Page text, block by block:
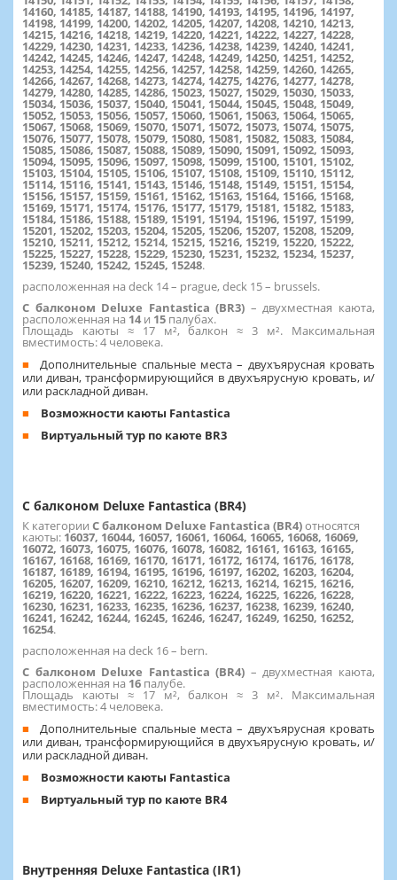
14160, 14185, 14187, 14188, 14190, 14193, 14195, 14196, 14197,
14198, 14199, 14200, 14202, 14205, 14207, 14208, 14210, 14213,
14215, 14216, 14218, 14219, 14220, 14221, 14222, 14227, 14228,
14229, 14230, 14231, 14233, 14236, 14238, 14239, 14240, 14241,
14242, 14245, 14246, 14247, 14248, 14249, 14250, 14251, 14252,
14253, 14254, 14255, 14256, 14257, 14258, 14259, 14260, 14265,
14266, 14267, 14268, 14273, 14274, 14275, 14276, 14277, 14278,
14279, 14280, 14285, 14286, 15023, 15027, 15029, 15030, 15033,
15034, 15036, 15037, 15040, 15041, 15044, 15045, 15048, 15049,
15052, 15053, 15056, 15057, 15060, 15061, 15063, 15064, 15065,
15067, 15068, 15069, 15070, 15071, 15072, 15073, 15074, 15075,
15076, 15077, 15078, 15079, 15080, 15081, 15082, 15083, 15084,
15085, 15086, 15087, 15088, 15089, 15090, 15091, 15092, 15093,
15094, 15095, 15096, 15097, 15098, 15099, 15100, 15101, 15102,
15103, 15104, 15105, 15106, 15107, 15108, 15109, 15110, 15112,
15114, 15116, 15141, 15143, 15146, 15148, 15149, 15151, 15154,
15156, 15157, 15159, 15161, 15162, 15163, 15164, 15166, 15168,
15169, 15171, 15174, 15176, 15177, 15179, 15181, 15182, 15183,
15184, 15186, 15188, 15189, 15191, 15194, 15196, 15197, 15199,
15201, 15202, 15203, 15204, 15205, 15206, 15207, 15208, 15209,
15210, 15211, 15212, 15214, 15215, 15216, 15219, 15220, 15222,
15225, 15227, 15228, 15229, 15230, 15231, 15232, 15234, 15237,
15239, 15240, 15242, 15245, 15248.
расположенная на deck 14 – prague, deck 15 – brussels.
С балконом Deluxe Fantastica (BR3) – двухместная каюта,
расположенная на 14и 15 палубах.
Площадь каюты ≈ 17 м², балкон ≈ 3 м². Максимальная
вместимость: 4 человека.
Дополнительные спальные места – двухъярусная кровать
или диван, трансформирующийся в двухъярусную кровать, и/
или раскладной диван.
Возможности каюты Fantastica
Виртуальный тур по каюте BR3
С балконом Deluxe Fantastica (BR4)
К категории С балконом Deluxe Fantastica (BR4)относятся
каюты: 16037, 16044, 16057, 16061, 16064, 16065, 16068, 16069,
16072, 16073, 16075, 16076, 16078, 16082, 16161, 16163, 16165,
16167, 16168, 16169, 16170, 16171, 16172, 16174, 16176, 16178,
16187, 16189, 16194, 16195, 16196, 16197, 16202, 16203, 16204,
16205, 16207, 16209, 16210, 16212, 16213, 16214, 16215, 16216,
16219, 16220, 16221, 16222, 16223, 16224, 16225, 16226, 16228,
16230, 16231, 16233, 16235, 16236, 16237, 16238, 16239, 16240,
16241, 16242, 16244, 16245, 16246, 16247, 16249, 16250, 16252,
16254.
расположенная на deck 16 – bern.
С балконом Deluxe Fantastica (BR4) – двухместная каюта,
расположенная на 16 палубе.
Площадь каюты ≈ 17 м², балкон ≈ 3 м². Максимальная
вместимость: 4 человека.
Дополнительные спальные места – двухъярусная кровать
или диван, трансформирующийся в двухъярусную кровать, и/
или раскладной диван.
Возможности каюты Fantastica
Виртуальный тур по каюте BR4
Внутренняя Deluxe Fantastica (IR1)